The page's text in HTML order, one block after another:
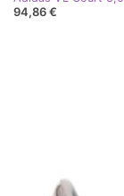
94,86 €